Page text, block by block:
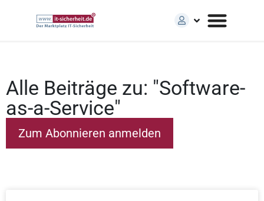
Alle Beiträge zu: "Software-
as-a-Service"